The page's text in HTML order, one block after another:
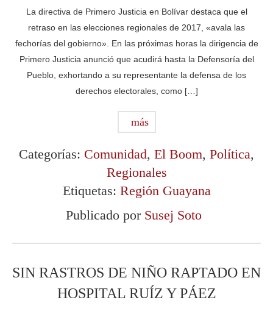
La directiva de Primero Justicia en Bolívar destaca que el
retraso en las elecciones regionales de 2017, «avala las
fechorías del gobierno». En las próximas horas la dirigencia de
Primero Justicia anunció que acudirá hasta la Defensoría del
Pueblo, exhortando a su representante la defensa de los
derechos electorales, como […]
más
Categorías: Comunidad, El Boom, Política,
Regionales
Etiquetas: Región Guayana
Publicado por Susej Soto
SIN RASTROS DE NIÑO RAPTADO EN
HOSPITAL RUÍZ Y PÁEZ